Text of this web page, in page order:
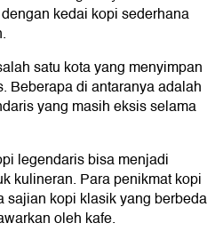
kedai kopi sederhana
satu kota yang menyimpan
Beberapa di antaranya adalah
yang masih eksis selama
legendaris bisa menjadi
kulineran. Para penikmat kopi
sajian kopi klasik yang berbeda
oleh kafe.